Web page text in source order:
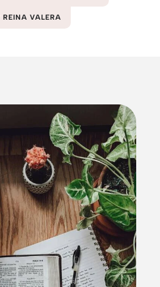
VALERA